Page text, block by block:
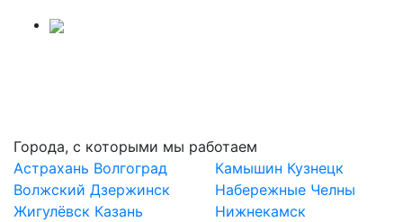
Города, с которыми мы работаем
Астрахань Волгоград
Волжский Дзержинск
Жигулёвск Казань
Камышин Кузнецк
Набережные Челны
Нижнекамск